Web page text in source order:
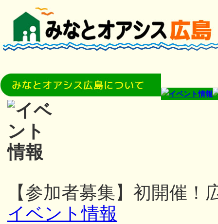
【参加者募集】初開催
イベント情報